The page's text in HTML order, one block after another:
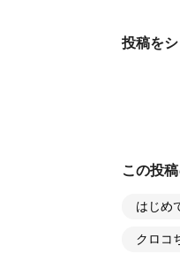
投稿を
この投
はじめ
クロコ